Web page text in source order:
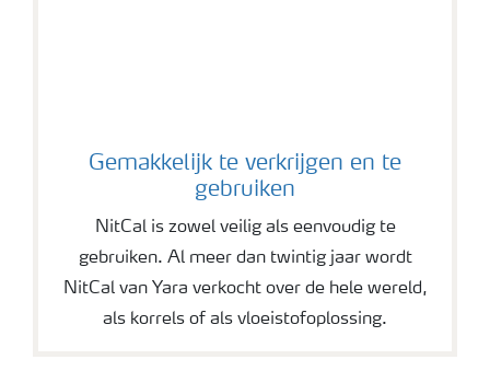
Gemakkelijk te verkrijgen en te
gebruiken
NitCal is zowel veilig als eenvoudig te
gebruiken. Al meer dan twintig jaar wordt
NitCal van Yara verkocht over de hele wereld,
als korrels of als vloeistofoplossing.